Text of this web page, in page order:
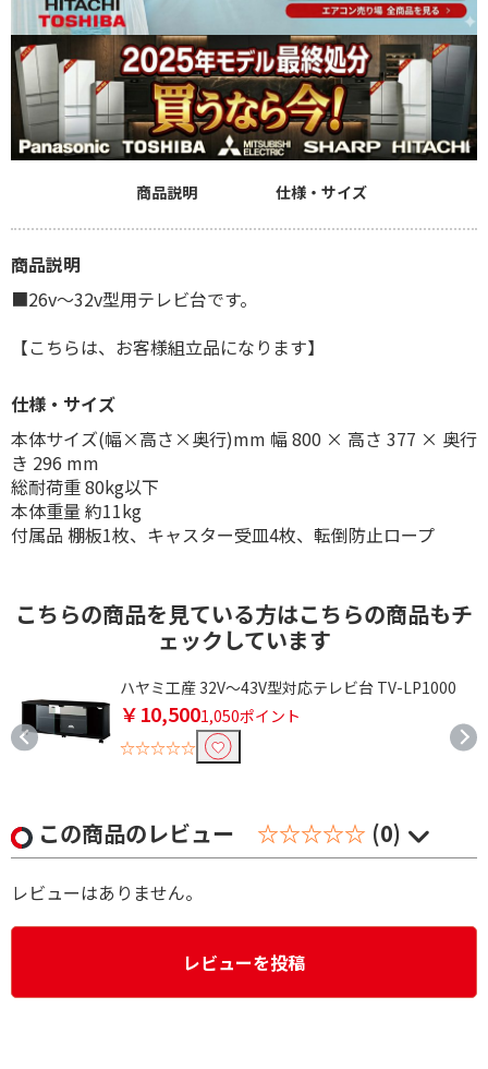
商品説明 仕様・サイズ
商品説明
■26v〜32v型用テレビ台です。
【こちらは、お客様組立品になります】
仕様・サイズ
本体サイズ(幅×高さ×奥行)mm 幅 800 × 高さ 377 × 奥行
き 296 mm
総耐荷重 80kg以下
本体重量 約11kg
付属品 棚板1枚、キャスター受皿4枚、転倒防止ロープ
こちらの商品を見ている方はこちらの商品もチ
ェックしています
ハヤミ工産 32V～43V型対応テレビ台 TV-LP1000
￥10,5001,050ポイント
☆☆☆☆☆
この商品のレビュー ☆☆☆☆☆ (0)
レビューはありません。
レビューを投稿